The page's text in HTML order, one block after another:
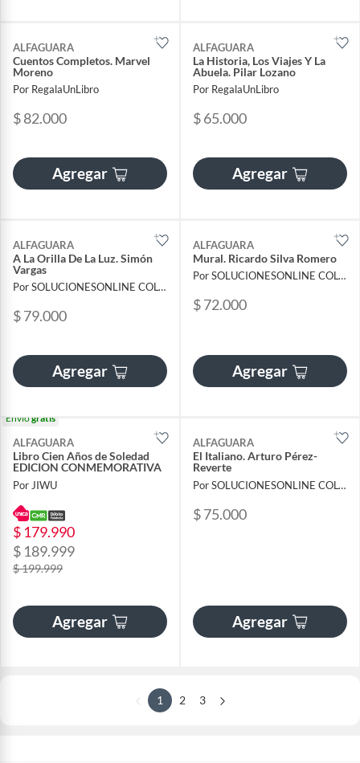
ALFAGUARA
Cuentos Completos. Marvel
Moreno
Por RegalaUnLibro
$ 82.000
Agregar
ALFAGUARA
La Historia, Los Viajes Y La
Abuela. Pilar Lozano
Por RegalaUnLibro
$ 65.000
Agregar
ALFAGUARA
A La Orilla De La Luz. Simón
Vargas
Por SOLUCIONESONLINE COLOMBIA SAS
$ 79.000
Agregar
ALFAGUARA
Mural. Ricardo Silva Romero
Por SOLUCIONESONLINE COLOMBIA SAS
$ 72.000
Agregar
Envíogratis
ALFAGUARA
Libro Cien Años de Soledad
EDICION CONMEMORATIVA
Por JIWU
$ 179.990
$ 189.999
$ 199.999
Agregar
ALFAGUARA
El Italiano. Arturo Pérez-
Reverte
Por SOLUCIONESONLINE COLOMBIA SAS
$ 75.000
Agregar
1 2 3